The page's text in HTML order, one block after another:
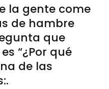
la gente come
de hambre
que
“¿Por qué
de las